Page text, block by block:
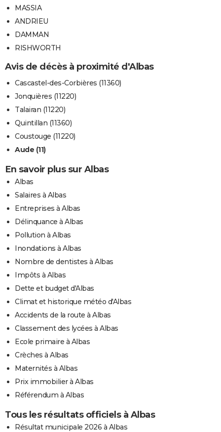
MASSIA
ANDRIEU
DAMMAN
RISHWORTH
Avis de décès à proximité d'Albas
Cascastel-des-Corbières (11360)
Jonquières (11220)
Talairan (11220)
Quintillan (11360)
Coustouge (11220)
Aude (11)
En savoir plus sur Albas
Albas
Salaires à Albas
Entreprises à Albas
Délinquance à Albas
Pollution à Albas
Inondations à Albas
Nombre de dentistes à Albas
Impôts à Albas
Dette et budget d'Albas
Climat et historique météo d'Albas
Accidents de la route à Albas
Classement des lycées à Albas
Ecole primaire à Albas
Crèches à Albas
Maternités à Albas
Prix immobilier à Albas
Référendum à Albas
Tous les résultats officiels à Albas
Résultat municipale 2026 à Albas